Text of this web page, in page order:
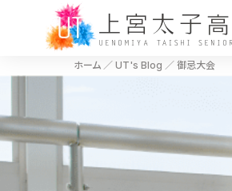
ホーム ／ UT's Blog ／ 御忌大会